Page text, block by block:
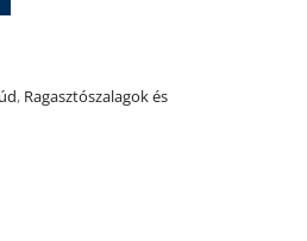
, Ragasztószalagok és